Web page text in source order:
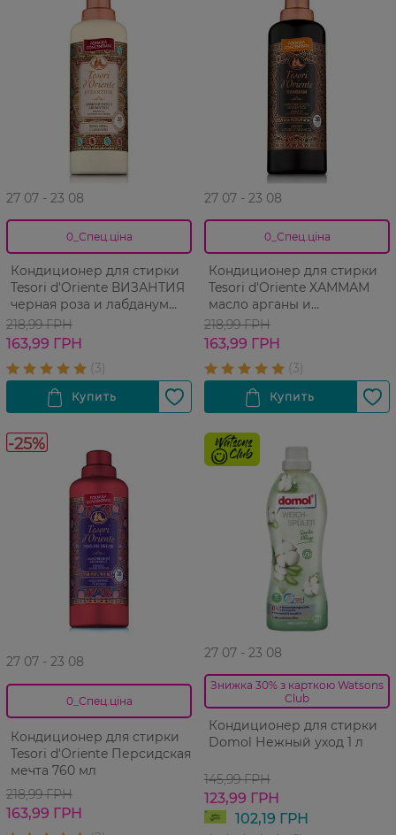
27 07 - 23 08
0_Спец.ціна
Кондиционер для стирки
Tesori d'Oriente ВИЗАНТИЯ
черная роза и лабданум
парфюмированный 760 мл
218,99 ГРН
163,99 ГРН
27 07 - 23 08
0_Спец.ціна
Кондиционер для стирки
Tesori d'Oriente ХАММАМ
масло арганы и
апельсиновый цвет 760 мл
218,99 ГРН
163,99 ГРН
-25%
27 07 - 23 08
0_Спец.ціна
Кондиционер для стирки
Tesori d'Oriente Персидская
мечта 760 мл
218,99 ГРН
163,99 ГРН
27 07 - 23 08
Знижка 30% з карткою Watsons
Club
Кондиционер для стирки
Domol Нежный уход 1 л
145,99 ГРН
123,99 ГРН
102,19 ГРН